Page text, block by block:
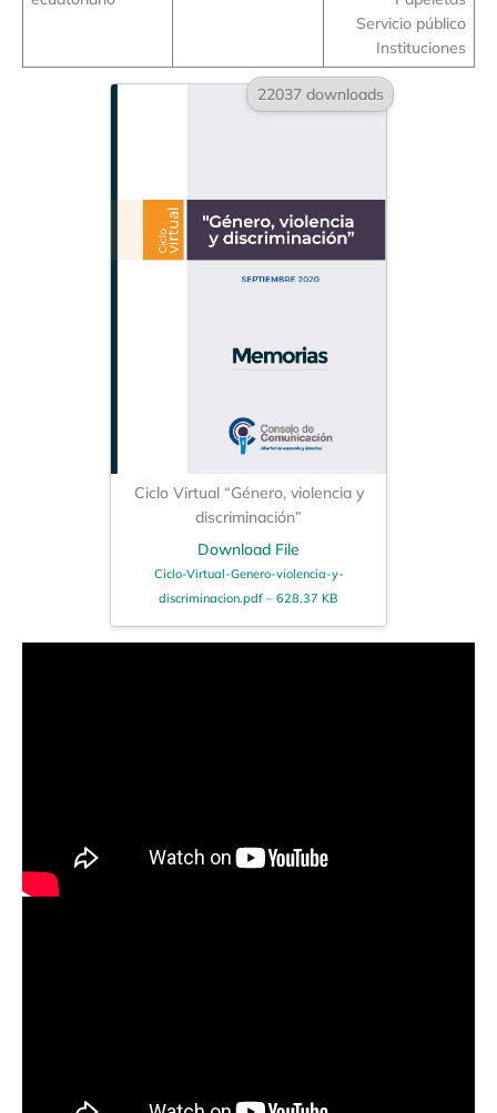
Servicio público
Instituciones
22037 downloads
Ciclo Virtual “Género, violencia y
discriminación”
Download File
Ciclo-Virtual-Genero-violencia-y-
discriminacion.pdf – 628,37 KB